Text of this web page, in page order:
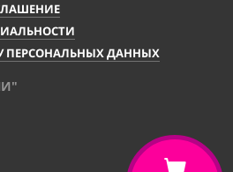
ПЕРСОНАЛЬНЫХ ДАННЫХ